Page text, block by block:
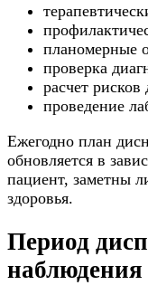
планомерные
проверка
расчет рисков
проведение
Ежегодно план
обновляется в
пациент, заметны
здоровья.
Период
наблюдения